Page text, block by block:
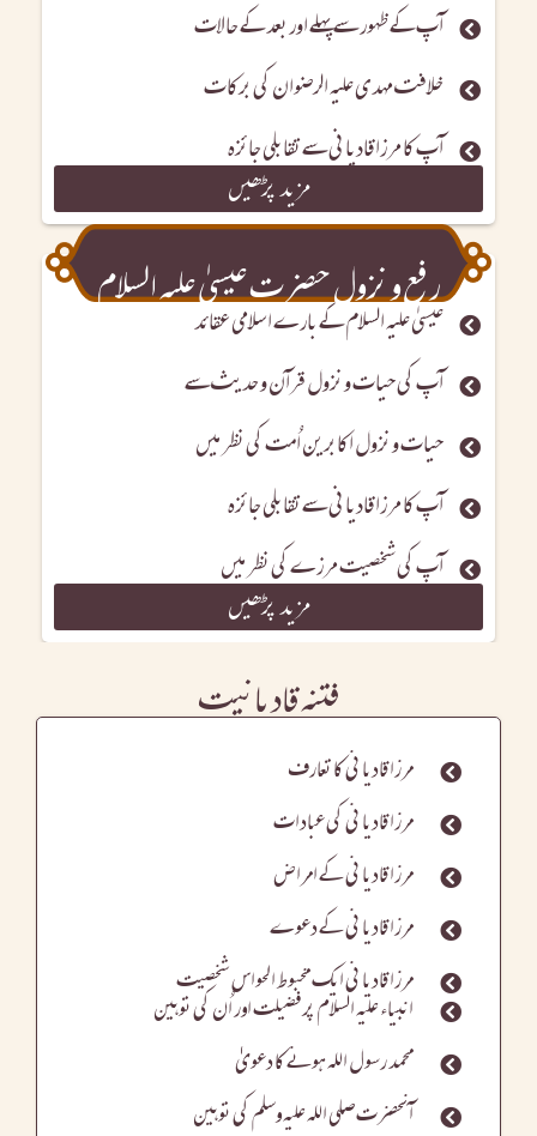
آپ کے ظہور سے پہلے اور بعد کے حالات
خلافت مہدی علیہ الرضوان کی برکات
آپ کا مرزا قادیانی سے تقابلی جائزہ
مزید پڑھیں
ر فع و نزول حضرت عیسیٰ علیہ السلام
عیسیٰ علیہ السلام کے بارے اسلامی عقائد
آپ کی حیات و نزول قرآن و حدیث سے
حیات و نزول اکابرین اُمت کی نظر میں
آپ کا مرزا قادیانی سے تقابلی جائزہ
آپ کی شخصیت مرزے کی نظر میں
مزید پڑھیں
فتنہ قادیانیت
مرزا قادیانی کا تعارف
مرزا قادیانی کی عبادات
مرزا قادیانی کے امراض
مرزا قادیانی کے دعوے
مرزا قادیانی ایک مخبوط الحواس شخصیت
انبیاء علیہ السلام پر فضیلت اور اُن کی توہین
محمد رسول اللہ ہونے کا دعویٰٰ
آنحضرت صلی اللہ علیہ وسلم کی توہین